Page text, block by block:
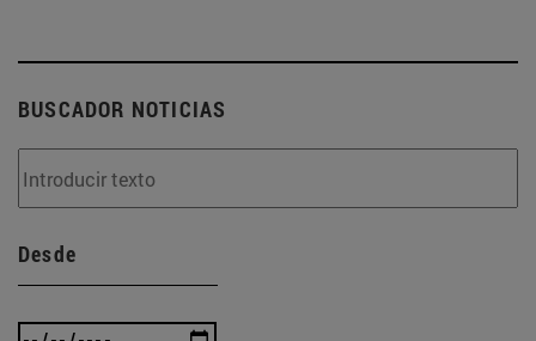
BUSCADOR NOTICIAS
Desde